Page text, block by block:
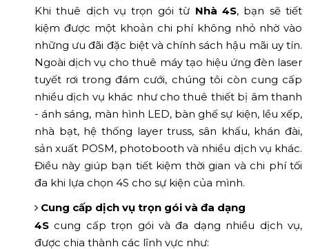
Khi thuê dịch vụ trọn gói từ Nhà 4S, bạn sẽ tiết
kiệm được một khoản chi phí không nhỏ nhờ vào
những ưu đãi đặc biệt và chính sách hậu mãi uy tín.
Ngoài dịch vụ cho thuê máy tạo hiệu ứng đèn laser
tuyết rơi trong đám cưới, chúng tôi còn cung cấp
nhiều dịch vụ khác như cho thuê thiết bị âm thanh
- ánh sáng, màn hình LED, bàn ghế sự kiện, lều xếp,
nhà bạt, hệ thống layer truss, sân khấu, khán đài,
sản xuất POSM, photobooth và nhiều dịch vụ khác.
Điều này giúp bạn tiết kiệm thời gian và chi phí tối
đa khi lựa chọn 4S cho sự kiện của mình.
Cung cấp dịch vụ trọn gói và đa dạng
4S cung cấp trọn gói và đa dạng nhiều dịch vụ,
được chia thành các lĩnh vực như: